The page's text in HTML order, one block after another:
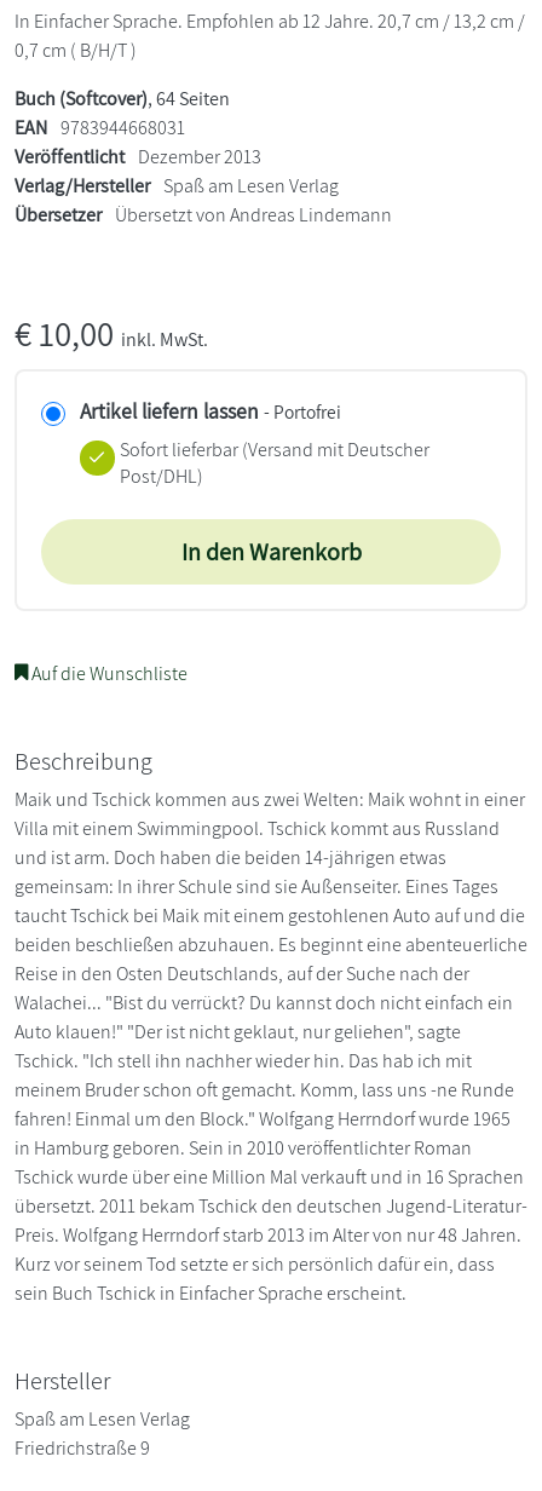
In Einfacher Sprache. Empfohlen ab 12 Jahre. 20,7 cm / 13,2 cm /
0,7 cm ( B/H/T )
Buch (Softcover), 64 Seiten
EAN 9783944668031
Veröffentlicht Dezember 2013
Verlag/Hersteller Spaß am Lesen Verlag
Übersetzer Übersetzt von Andreas Lindemann
€10,00 inkl. MwSt.
Artikel liefern lassen - Portofrei
Sofort lieferbar(Versand mit Deutscher
Post/DHL)
In den Warenkorb
Auf die Wunschliste
Beschreibung
Maik und Tschick kommen aus zwei Welten: Maik wohnt in einer
Villa mit einem Swimmingpool. Tschick kommt aus Russland
und ist arm. Doch haben die beiden 14-jährigen etwas
gemeinsam: In ihrer Schule sind sie Außenseiter. Eines Tages
taucht Tschick bei Maik mit einem gestohlenen Auto auf und die
beiden beschließen abzuhauen. Es beginnt eine abenteuerliche
Reise in den Osten Deutschlands, auf der Suche nach der
Walachei... "Bist du verrückt? Du kannst doch nicht einfach ein
Auto klauen!" "Der ist nicht geklaut, nur geliehen", sagte
Tschick. "Ich stell ihn nachher wieder hin. Das hab ich mit
meinem Bruder schon oft gemacht. Komm, lass uns -ne Runde
fahren! Einmal um den Block." Wolfgang Herrndorf wurde 1965
in Hamburg geboren. Sein in 2010 veröffentlichter Roman
Tschick wurde über eine Million Mal verkauft und in 16 Sprachen
übersetzt. 2011 bekam Tschick den deutschen Jugend-Literatur-
Preis. Wolfgang Herrndorf starb 2013 im Alter von nur 48 Jahren.
Kurz vor seinem Tod setzte er sich persönlich dafür ein, dass
sein Buch Tschick in Einfacher Sprache erscheint.
Hersteller
Spaß am Lesen Verlag
Friedrichstraße 9